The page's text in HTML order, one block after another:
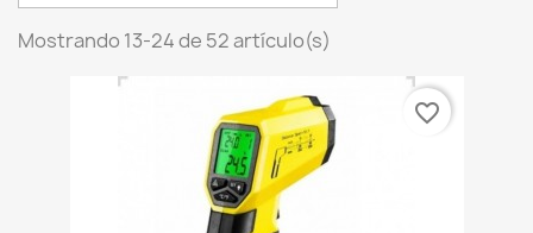
Mostrando 13-24 de 52 artículo(s)
favorite_border